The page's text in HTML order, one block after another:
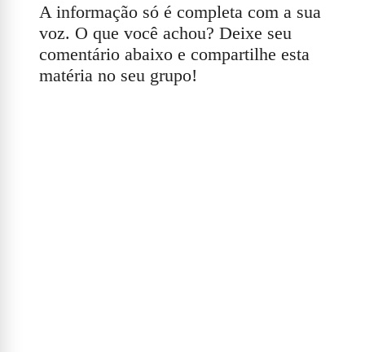
A informação só é completa com a sua
voz. O que você achou? Deixe seu
comentário abaixo e compartilhe esta
matéria no seu grupo!